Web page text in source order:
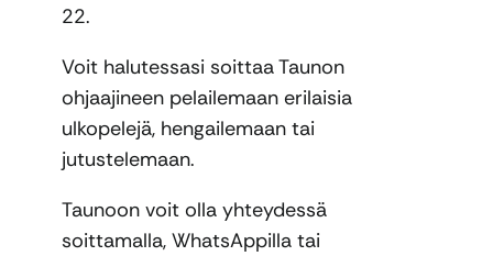
22.
Voit halutessasi soittaa Taunon
ohjaajineen pelailemaan erilaisia
ulkopelejä, hengailemaan tai
jutustelemaan.
Taunoon voit olla yhteydessä
soittamalla, WhatsAppilla tai